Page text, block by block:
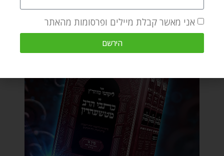
אני מאשר קבלת מיילים ופרסומות מהאתר
הירשם